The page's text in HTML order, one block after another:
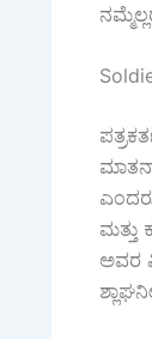
ಮತ್ತು
ಅವರ